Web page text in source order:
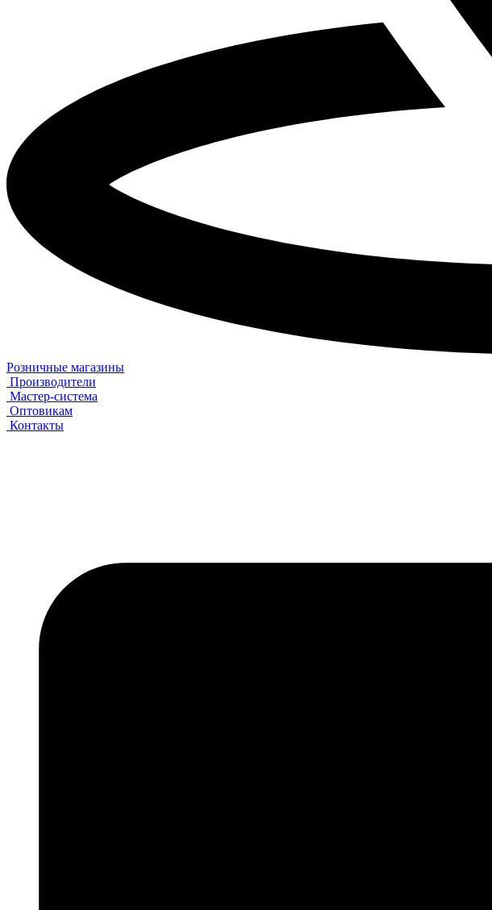
Розничные магазины
Производители
Мастер-система
Оптовикам
Контакты